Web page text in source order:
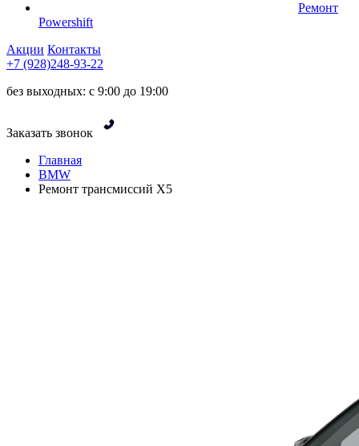
Ремонт
Powershift
Акции Контакты
+7 (928)248-93-22
без выходных: с 9:00 до 19:00
Заказать звонок
Главная
BMW
Ремонт трансмиссий X5